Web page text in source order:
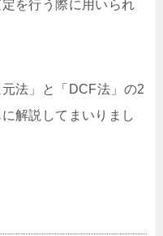
を行う際に用いられ
法」と「DCF法」の2
解説してまいりまし